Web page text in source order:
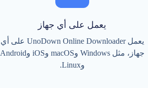
يعمل على أي جهاز
يعمل UnoDown Online Downloader على أي
جهاز، مثل Windows وmacOS وiOS وAndroid
وLinux.